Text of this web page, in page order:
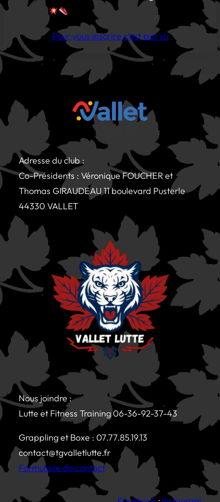
Pour vous inscrire c’est par ici
Adresse du club :
Co-Présidents : Véronique FOUCHER et
Thomas GIRAUDEAU 11 boulevard Pusterle
44330 VALLET
Nous joindre :
Lutte et Fitness Training 06-36-92-37-43
Grappling et Boxe : 07.77.85.19.13
contact@tgvalletlutte.fr
Formulaire de contact